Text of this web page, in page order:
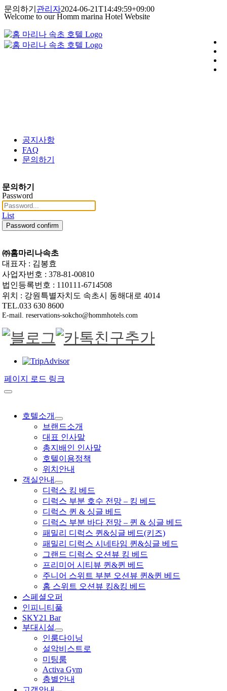
콘
텐
츠
로
건
Welcome to our Homm marina Hotel Website
문의하기 관리자2024-06-21T14:49:59+09:00
공지사항
FAQ
문의하기
문의하기
Password
List
Password confirm
㈜홈마리나속초
대표자 : 김봉효
사업자번호 : 378-81-00810
법인등록번호 : 110111-6714508
위치 : 강원특별자치도 속초시 동해대로 4014
TEL.033 630 8600
E-mail. reservations-sokcho@hommhotels.com
페이지 로드 링크
호텔소개
브랜드소개
대표 인사말
총지배인 인사말
호텔이용정책
위치안내
객실안내
디럭스 킹 베드
디럭스 부분 호수 전망 – 킹 베드
디럭스 퀸 & 싱글 베드
디럭스 부분 바다 전망 – 퀸 & 싱글 베드
패밀리 디럭스 퀸&싱글 베드(키즈)
패밀리 디럭스 시네타임 퀸&싱글 베드
그랜드 디럭스 오션뷰 킹 베드
프리미어 시티뷰 퀸&퀸 베드
주니어 스위트 부분 오션뷰 퀸&퀸 베드
홈 스위트 오션뷰 킹&킹 베드
스페셜오퍼
인피니티풀
SKY21 Bar
부대시설
인룸다이닝
설악비스트로
미팅룸
Activa Gym
층별안내